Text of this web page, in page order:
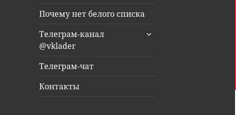
Почему нет белого списка
Телеграм-канал
@vklader
раскрыть
Телеграм-чат
Контакты